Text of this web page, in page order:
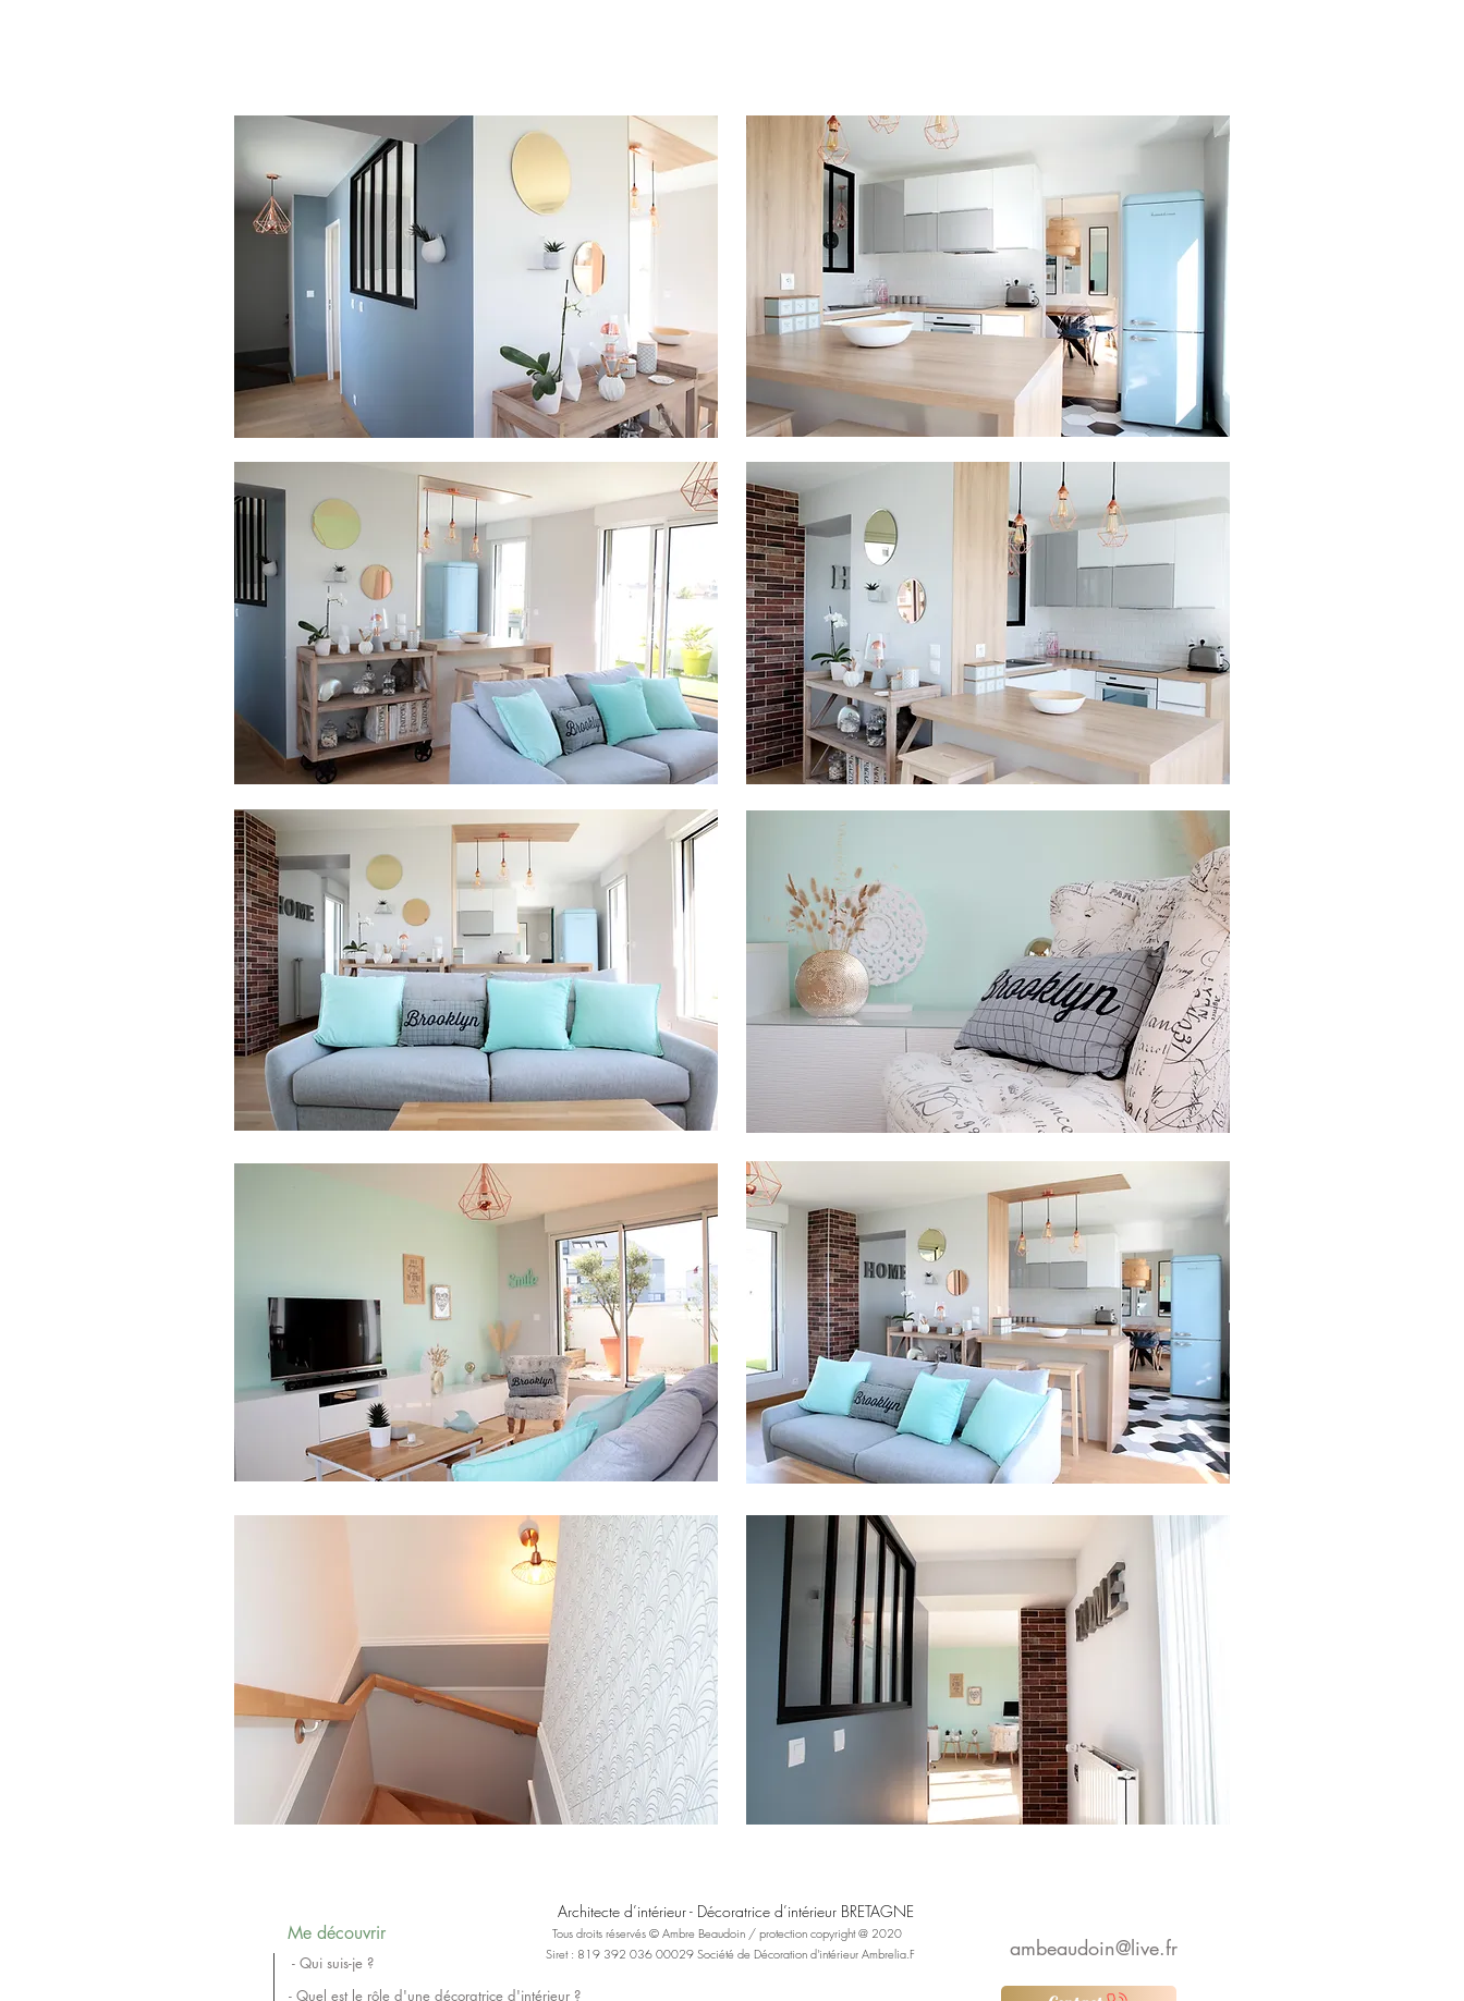
Architecte d’intérieur - Décoratrice d’intérieur BRETAGNE
ambeaudoin@live.fr
Me découvrir
- Qui suis-je ?
- Quel est le rôle d'une décoratrice d'intérieur ?
Tous droits réservés © Ambre Beaudoin / protection copyright @ 2020
Siret : 819 392 036 00029 Société de Décoration d'intérieur Ambrelia.F